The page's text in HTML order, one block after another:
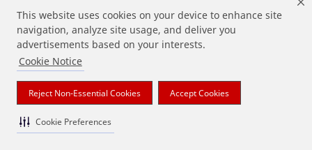
This website uses cookies on your device to enhance site
navigation, analyze site usage, and deliver you
advertisements based on your interests.
Cookie Notice
Reject Non-Essential Cookies Accept Cookies
Cookie Preferences